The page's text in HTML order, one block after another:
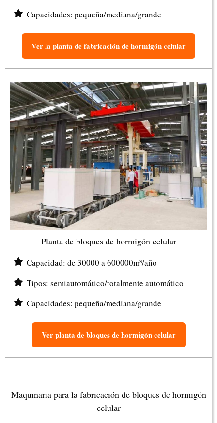
Capacidades: pequeña/mediana/grande
Ver la planta de fabricación de hormigón celular
Planta de bloques de hormigón celular
Capacidad: de 30000 a 600000m³/año
Tipos: semiautomático/totalmente automático
Capacidades: pequeña/mediana/grande
Ver planta de bloques de hormigón celular
Maquinaria para la fabricación de bloques de hormigón
celular